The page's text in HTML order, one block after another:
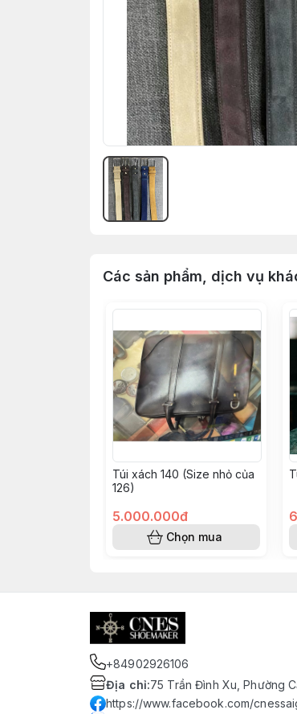
Các sản phẩm, dịch vụ
Túi xách 140 (Size nhỏ của
126)
5.000.000đ
Chọn mua
+84902926106
Địa chỉ:75 Trần Đình Xu, Phường
https://www.facebook.com/